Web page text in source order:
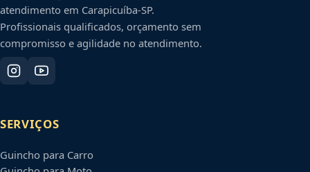
atendimento em Carapicuíba-SP.
Profissionais qualificados, orçamento sem
compromisso e agilidade no atendimento.
SERVIÇOS
Guincho para Carro